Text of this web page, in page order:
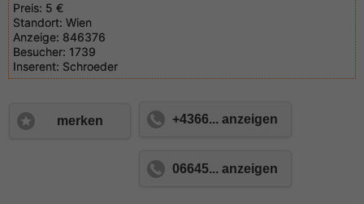
Preis: 5 €
Standort: Wien
Anzeige: 846376
Besucher: 1739
Inserent: Schroeder
merken +4366... anzeigen
06645... anzeigen